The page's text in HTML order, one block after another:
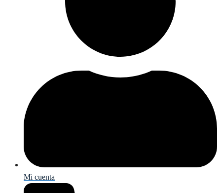
Mi cuenta